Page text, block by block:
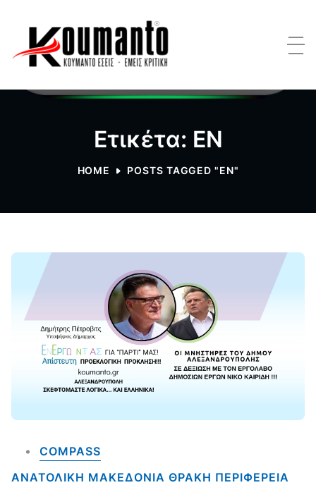
Ετικέτα: ΕΝ
HOME POSTS TAGGED "ΕΝ"
COMPASS
ΑΝΑΤΟΛΙΚΗ ΜΑΚΕΔΟΝΙΑ ΘΡΑΚΗ ΠΕΡΙΦΕΡΕΙΑ